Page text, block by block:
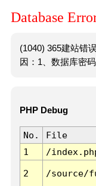
Database
(1040) 365建站错
因：1、数据库密
PHP Debug
No. File
1
/
2 /source/